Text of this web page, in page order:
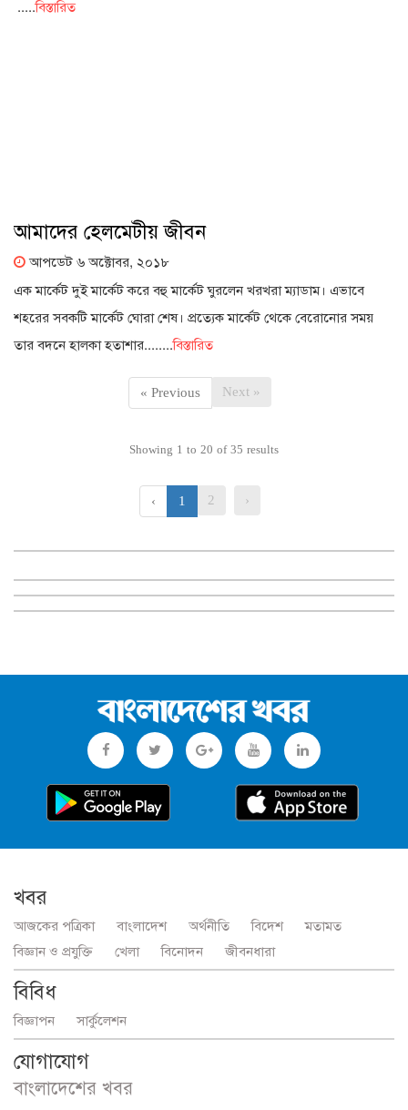
.....বিস্তারিত
আমাদের হেলমেটীয় জীবন
আপডেট ৬ অক্টোবর, ২০১৮
এক মার্কেট দুই মার্কেট করে বহু মার্কেট ঘুরলেন খরখরা ম্যাডাম। এভাবে
শহরের সবকটি মার্কেট ঘোরা শেষ। প্রত্যেক মার্কেট থেকে বেরোনোর সময়
তার বদনে হালকা হতাশার........বিস্তারিত
« Previous Next »
Showing 1 to 20 of35 results
‹ 1 2 ›
খবর
আজকের পত্রিকা বাংলাদেশ অর্থনীতি বিদেশ
মতামত
বিজ্ঞান ও প্রযুক্তি
খেলা বিনোদন জীবনধারা
বিবিধ
বিজ্ঞাপন সার্কুলেশন
যোগাযোগ
বাংলাদেশের খবর